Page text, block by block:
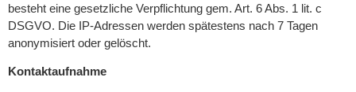
besteht eine gesetzliche Verpflichtung gem. Art. 6 Abs. 1 lit. c
DSGVO. Die IP-Adressen werden spätestens nach 7 Tagen
anonymisiert oder gelöscht.
Kontaktaufnahme